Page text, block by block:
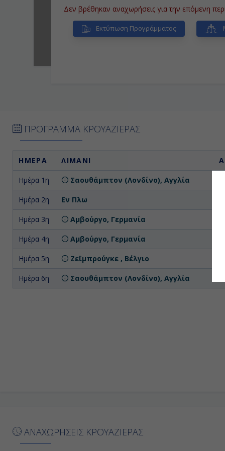
Δεν βρέθηκαν αναχωρήσεις για την επόμενη
Εκτύπωση Προγράμματος
ΠΡΟΓΡΑΜΜΑ ΚΡΟΥΑΖΙΕΡΑΣ
ΗΜΕΡΑ ΛΙΜΑΝΙ
Ημέρα 1η Σαουθάμπτον (Λονδίνο), Αγγλία
Ημέρα 2η Εν Πλω
Ημέρα 3η Αμβούργο, Γερμανία
Ημέρα 4η Αμβούργο, Γερμανία
Ημέρα 5η Ζεϊμπρούγκε , Βέλγιο
Ημέρα 6η Σαουθάμπτον (Λονδίνο), Αγγλία
ΑΝΑΧΩΡΗΣΕΙΣ ΚΡΟΥΑΖΙΕΡΑΣ